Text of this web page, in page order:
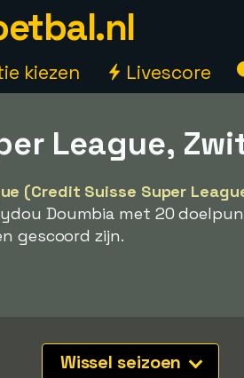
kiezen Livescore
League,
(Credit Suisse Super
Doumbia met 20
gescoord zijn.
Wissel seizoen